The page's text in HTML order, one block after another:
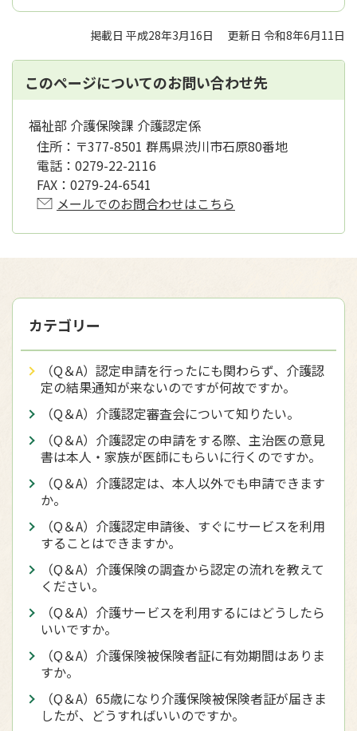
掲載日 平成28年3月16日 更新日 令和8年6月11日
このページについてのお問い合わせ先
福祉部 介護保険課 介護認定係
住所： 〒377-8501 群馬県渋川市石原80番地
電話： 0279-22-2116
FAX： 0279-24-6541
メールでのお問合わせはこちら
カテゴリー
（Q＆A）認定申請を行ったにも関わらず、介護認
定の結果通知が来ないのですが何故ですか。
（Q＆A）介護認定審査会について知りたい。
（Q＆A）介護認定の申請をする際、主治医の意見
書は本人・家族が医師にもらいに行くのですか。
（Q＆A）介護認定は、本人以外でも申請できます
か。
（Q＆A）介護認定申請後、すぐにサービスを利用
することはできますか。
（Q＆A）介護保険の調査から認定の流れを教えて
ください。
（Q＆A）介護サービスを利用するにはどうしたら
いいですか。
（Q＆A）介護保険被保険者証に有効期間はありま
すか。
（Q＆A）65歳になり介護保険被保険者証が届きま
したが、どうすればいいのですか。